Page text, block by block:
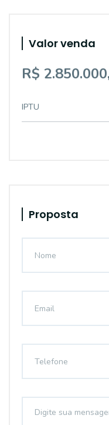
Valor venda
R$
IPTU
Proposta